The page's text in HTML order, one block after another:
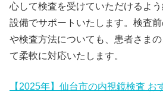
心して検査を受けていただけるよ
設備でサポートいたします。検査
や検査方法についても、患者さま
て柔軟に対応いたします。
【2025年】仙台市の内視鏡検査 お